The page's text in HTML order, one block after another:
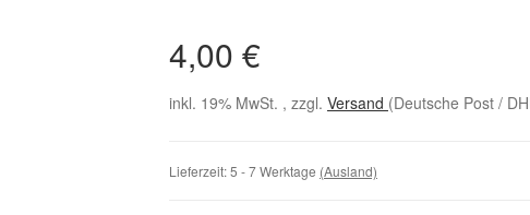
4,00 €
inkl. 19% MwSt. , zzgl. Versand (Deutsche Post /
Lieferzeit:5 - 7 Werktage (Ausland)